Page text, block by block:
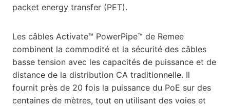
packet energy transfer (PET).
Les câbles Activate™ PowerPipe™ de Remee
combinent la commodité et la sécurité des câbles
basse tension avec les capacités de puissance et de
distance de la distribution CA traditionnelle. Il
fournit près de 20 fois la puissance du PoE sur des
centaines de mètres, tout en utilisant des voies et